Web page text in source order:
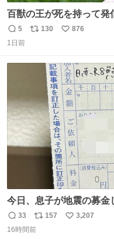
百獣の王が死を持って発信したの
でない日本の夏 どうか
命を護ってください…と 治療中のライオンが助かりますよ
動物公園にて 残念なが
返
信
5
リ
130
い
数
876
1日前
今日、息子が地震の募金
たいです。おもちゃとか
自分で貯めてた2万円を
返
信
33
リ
ポ
157
い
3,207
16時間前